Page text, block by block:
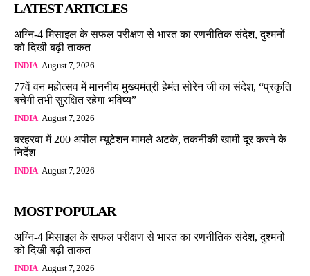
LATEST ARTICLES
अग्नि-4 मिसाइल के सफल परीक्षण से भारत का रणनीतिक संदेश, दुश्मनों
को दिखी बढ़ी ताकत
INDIA August 7, 2026
77वें वन महोत्सव में माननीय मुख्यमंत्री हेमंत सोरेन जी का संदेश, “प्रकृति
बचेगी तभी सुरक्षित रहेगा भविष्य”
INDIA August 7, 2026
बरहरवा में 200 अपील म्यूटेशन मामले अटके, तकनीकी खामी दूर करने के
निर्देश
INDIA August 7, 2026
MOST POPULAR
अग्नि-4 मिसाइल के सफल परीक्षण से भारत का रणनीतिक संदेश, दुश्मनों
को दिखी बढ़ी ताकत
INDIA August 7, 2026